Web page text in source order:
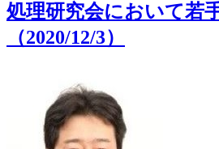
処理研究会において若
（2020/12/3）